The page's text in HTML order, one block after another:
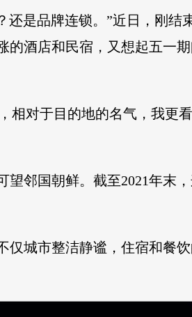
还是品牌连锁。”近日，刚
酒店和民宿，又想起五一
相对于目的地的名气，我更
邻国朝鲜。截至2021年末
仅城市整洁静谧，住宿和餐